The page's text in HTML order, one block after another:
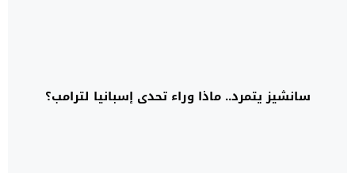
سانشيز يتمرد.. ماذا وراء تحدي إسبانيا لترامب؟